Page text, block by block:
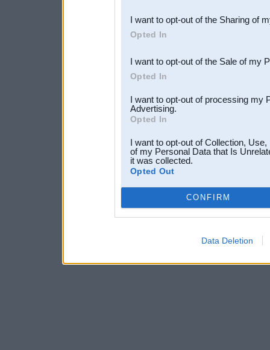
Downstream Participants
third parties.
I want to opt-out of the Sharing of
Opted In
I want to opt-out of the Sale of my
Opted In
I want to opt-out of processing my
Advertising.
Opted In
I want to opt-out of Collection,
of my Personal Data that Is
it was collected.
Opted Out
CONFIRM
Data Deletion